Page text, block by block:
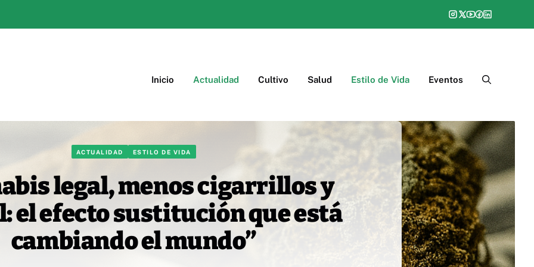
Inicio Actualidad Cultivo Salud Estilo de Vida Eventos
ACTUALIDAD ESTILO DE VIDA
legal, menos cigarrillos y
el efecto sustitución que está
cambiando el mundo”